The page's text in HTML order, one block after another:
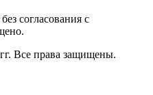
согласования с
Все права защищены.